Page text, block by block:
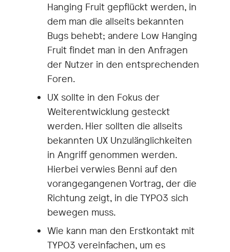
Hanging Fruit gepflückt werden, in
dem man die allseits bekannten
Bugs behebt; andere Low Hanging
Fruit findet man in den Anfragen
der Nutzer in den entsprechenden
Foren.
UX sollte in den Fokus der
Weiterentwicklung gesteckt
werden. Hier sollten die allseits
bekannten UX Unzulänglichkeiten
in Angriff genommen werden.
Hierbei verwies Benni auf den
vorangegangenen Vortrag, der die
Richtung zeigt, in die TYPO3 sich
bewegen muss.
Wie kann man den Erstkontakt mit
TYPO3 vereinfachen, um es